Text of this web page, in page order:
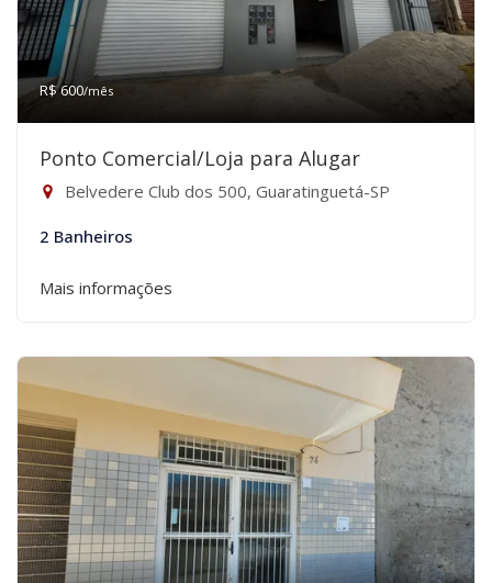
R$ 600/mês
Ponto Comercial/Loja para Alugar
Belvedere Club dos 500, Guaratinguetá-SP
2 Banheiros
Mais informações